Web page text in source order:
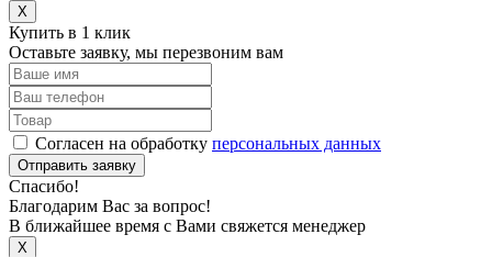
X
Купить в 1 клик
Оставьте заявку, мы перезвоним вам
Согласен на обработку персональных данных
Отправить заявку
Спасибо!
Благодарим Вас за вопрос!
В ближайшее время с Вами свяжется менеджер
X